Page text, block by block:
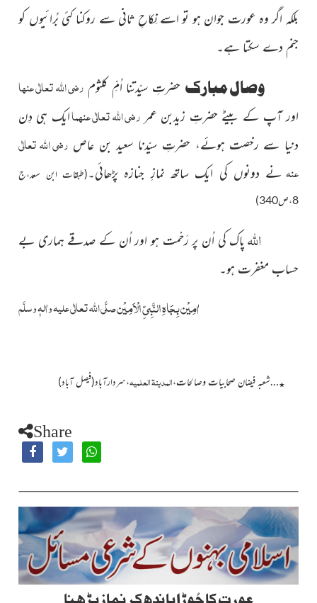
بلکہ اگر وہ عورت جوان ہو تو اسے نِکاحِ ثانی سے روکنا کئی بُرائیوں کو
جنم دے سکتا ہے۔
وصال مبارک حضرتِ سیّدتنا اُمِّ کلثوم رضی اللہ تعالٰی عنہا
اور آپ کے بیٹے حضرتِ زیدبن عمر رضی اللہ تعالٰی عنہماایک ہی دِن
دنیا سے رخصت ہوئے، حضرتِ سیّدنا سعید بن عاص رضی اللہ تعالٰی
عنہ نے دونوں کی ایک ساتھ نمازِ جنازہ پڑھائی۔(طبقات ابن سعد،ج
8،ص340)
اللہپاک کی اُن پر رَحْمت ہو اور اُن کے صدقے ہماری بے
حساب مغفرت ہو۔
اٰمِیْن بِجَاہِ النَّبِیِّ الْاَمِیْنصلَّی اللہ تعالٰی علیہ واٰلہٖ وسلَّم
٭…شعبہ فیضان صحابیات وصالحات،المدینۃ العلمیہ،سردارآباد(فیصل آباد)
Share